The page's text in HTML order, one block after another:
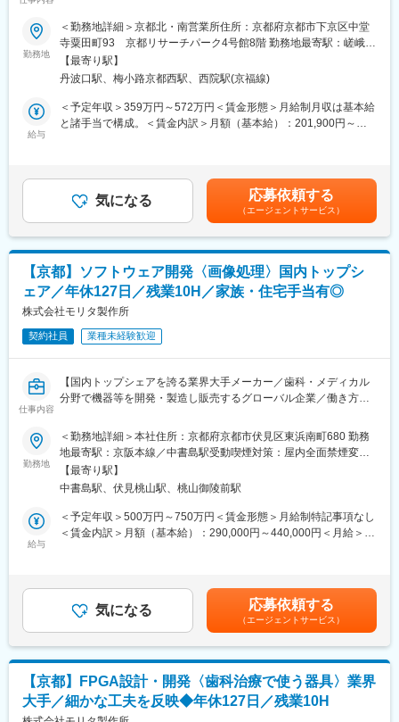
日常業務においても、様々な場面で”人”との関わりがございますの
で、コミュケーション能力を発揮し、成長させていける環境では
ないかと考えております。
また、社員を大切にするという考えが浸透しており、入社後の研
変更の範囲：会社の定める業務
■業務内容：
（1）患者様宅での機器設置・操作説明・アフターフォロー
（2）電話での問い合わせ対応
（3）医療機関との情報の連携
導入後の機器トラブルや使用方法に関してのお問い合わせは、基
本電話での説明で解決が可能です。
■流れ：
定期メンテナンスのアポイントを取得し、患者様宅を社用車で1日
4～5件回ります。収集した患者様の情報は、医療機関と共有し、
※社用車貸与のため、通勤にも利用可能です。
24時間対応サービスを行っており、8日に１回程度緊急対応当番
があります(自宅待機)。当番後は代休取得が可能です。緊急対応の
際に患者様のお宅に伺う頻度は月に平均2～3回程度です。
■やりがい：
患者様やご家族一人ひとりのペースや状況に合わせて説明やフォ
ローができる為、対応の仕方も十人十色です。患者様含め、その
ご家族や医療機関から必要とされ、感謝される存在です。
先輩社員についてOTJを行いながら知識や経験を積んでいただき
ます。1人で患者様のもとに行けるようになるまで、おおよそ半年
が目安です。
対医療機関向けの営業職へ移籍したケースもあります。
高圧ガス販売主任者免状取得、営業所の高度管理医療機器等販売
慢性呼吸不全等の患者様が在宅酸素療法を行うための酸素濃縮装
置、携帯用酸素ボンベ、
睡眠時無呼吸症候群の患者様向け装置など（扱う機器は、約20～
４0kgの重さのものもあります）。
※営業部隊は別にいるため、患者様宅にて自社製品の営業・販売を
行うことはありません！
勤務地
＜勤務地詳細＞京都北・南営業所住所：京都府京都市下京区中堂
寺粟田町93 京都リサーチパーク4号館8階 勤務地最寄駅：嵯峨野
線 線／丹波口駅駅受動喫煙対策：敷地内全面禁煙変更の範囲：会
社の定める事業所
【最寄り駅】
丹波口駅、梅小路京都西駅、西院駅(京福線)
給与
＜予定年収＞359万円～572万円＜賃金形態＞月給制月収は基本給
と諸手当で構成。＜賃金内訳＞月額（基本給）：201,900円～
万入社10年：570万【30歳で入社の男性扶養家族2名京都で借家住
まい】入社時：515万入社5年：574万入社10年：653万賃金はあ
くまでも目安の金額であり、選考を通じて上下する可能性があり
ます。月給(月額)は固定手当を含めた表記です。
気になる 応募依頼する
（エージェントサービス）
【京都】ソフトウェア開発〈画像処理〉国内トップシ
ェア／年休127日／残業10H／家族・住宅手当有◎
株式会社モリタ製作所
契約社員 業種未経験歓迎
仕事内容
【国内トップシェアを誇る業界大手メーカー／歯科・メディカル
分野で機器等を開発・製造し販売するグローバル企業／働き方抜
■職務内容：
歯科医療現場で使用される画像診断機器(レントゲン)または周辺機
器などの組み込みソフトウェア設計、検証、評価、開発業務を行
っていただきます。
当社のレントゲン装置やCT装置などで撮影した画像の保存・加工
などは自社で開発したソフトウェアを使っています。そのソフト
■組織構成
第二研究開発部61名※レントゲンなどを取り扱う部署で、5つのグ
■やりがい：
◎同社では１つの業務に固執することなく、幅広い内容の仕事を
担当することが可能です。設計開発においても、現場にて担当す
る製品の品質検査や製造に立ち会ったり、展示会や学会、病院な
勤務地
＜勤務地詳細＞本社住所：京都府京都市伏見区東浜南町680 勤務
地最寄駅：京阪本線／中書島駅受動喫煙対策：屋内全面禁煙変更
の範囲：会社の定める事業所
【最寄り駅】
中書島駅、伏見桃山駅、桃山御陵前駅
給与
＜予定年収＞500万円～750万円＜賃金形態＞月給制特記事項なし
＜賃金内訳＞月額（基本給）：290,000円～440,000円＜月給＞
キルをみて決定します。■賞与平均5ヶ月賃金はあくまでも目安の
金額であり、選考を通じて上下する可能性があります。月給(月額)
は固定手当を含めた表記です。
気になる 応募依頼する
（エージェントサービス）
【京都】FPGA設計・開発〈歯科治療で使う器具〉業界
大手／細かな工夫を反映◆年休127日／残業10H